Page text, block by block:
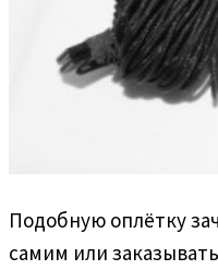
Подобную оплётку
самим или